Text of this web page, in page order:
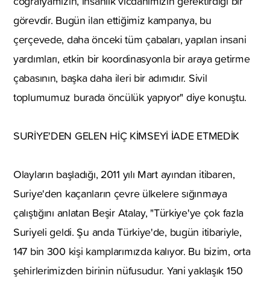
görevdir. Bugün ilan ettiğimiz kampanya, bu
çerçevede, daha önceki tüm çabaları, yapılan insani
yardımları, etkin bir koordinasyonla bir araya getirme
çabasının, başka daha ileri bir adımıdır. Sivil
toplumumuz burada öncülük yapıyor" diye konuştu.
SURİYE'DEN GELEN HİÇ KİMSEYİ İADE ETMEDİK
Olayların başladığı, 2011 yılı Mart ayından itibaren,
Suriye'den kaçanların çevre ülkelere sığınmaya
çalıştığını anlatan Beşir Atalay, "Türkiye'ye çok fazla
Suriyeli geldi. Şu anda Türkiye'de, bugün itibariyle,
147 bin 300 kişi kamplarımızda kalıyor. Bu bizim, orta
şehirlerimizden birinin nüfusudur. Yani yaklaşık 150